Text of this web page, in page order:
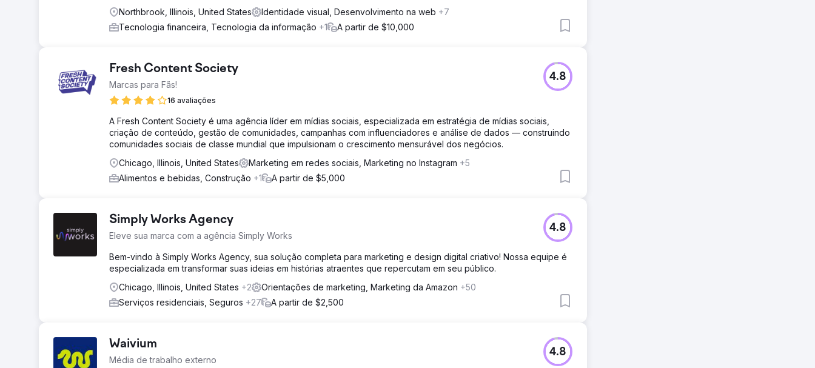
Northbrook, Illinois, United States
Identidade visual, Desenvolvimento na web +7
Tecnologia financeira, Tecnologia da informação +1 A partir de $10,000
Fresh Content Society
Marcas para Fãs!
16 avaliações
4.8
A Fresh Content Society é uma agência líder em mídias sociais, especializada em estratégia de mídias sociais,
criação de conteúdo, gestão de comunidades, campanhas com influenciadores e análise de dados — construindo
comunidades sociais de classe mundial que impulsionam o crescimento mensurável dos negócios.
Chicago, Illinois, United States
Marketing em redes sociais, Marketing no Instagram +5
Alimentos e bebidas, Construção +1 A partir de $5,000
Simply Works Agency
Eleve sua marca com a agência Simply Works
4.8
Bem-vindo à Simply Works Agency, sua solução completa para marketing e design digital criativo! Nossa equipe é
especializada em transformar suas ideias em histórias atraentes que repercutam em seu público.
Chicago, Illinois, United States +2 Orientações de marketing, Marketing da Amazon +50
Serviços residenciais, Seguros +27 A partir de $2,500
Waivium
Média de trabalho externo
4.8